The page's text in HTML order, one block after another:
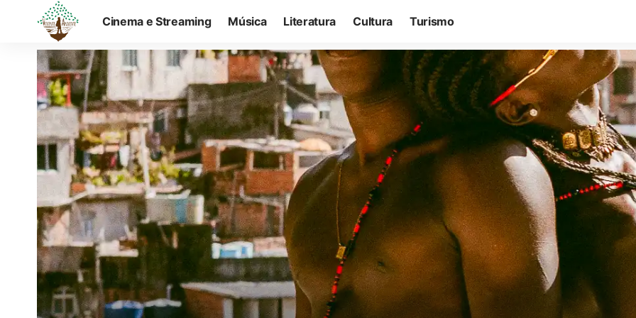
Cinema e Streaming Música Literatura Cultura Turismo